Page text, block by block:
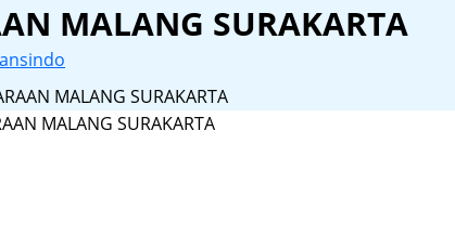
MALANG SURAKARTA
MALANG SURAKARTA
MALANG SURAKARTA